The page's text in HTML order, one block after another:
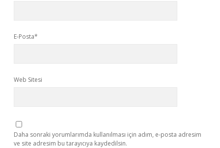
E-Posta*
Web Sitesi
Daha sonraki yorumlarımda kullanılması için adım, e-posta adresim
ve site adresim bu tarayıcıya kaydedilsin.